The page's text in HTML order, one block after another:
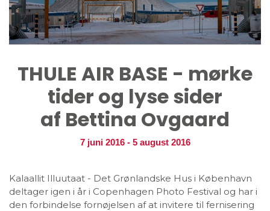
THULE AIR BASE - mørke
tider og lyse sider
af Bettina Ovgaard
7 juni 2016 -5 august 2016
Kalaallit Illuutaat - Det Grønlandske Hus i København
deltager igen i år i Copenhagen Photo Festival og har i
den forbindelse fornøjelsen af at invitere til fernisering